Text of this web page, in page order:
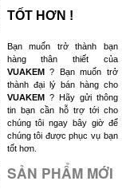
TỐT HƠN !
Bạn muốn trở thành bạn
hàng thân thiết của
VUAKEM? Bạn muốn trở
thành đại lý bán hàng cho
VUAKEM? Hãy gửi thông
tin bạn cần hỗ trợ tới cho
chúng tôi ngay bây giờ để
chúng tôi được phục vụ bạn
tốt hơn.
SẢN PHẨM MỚI